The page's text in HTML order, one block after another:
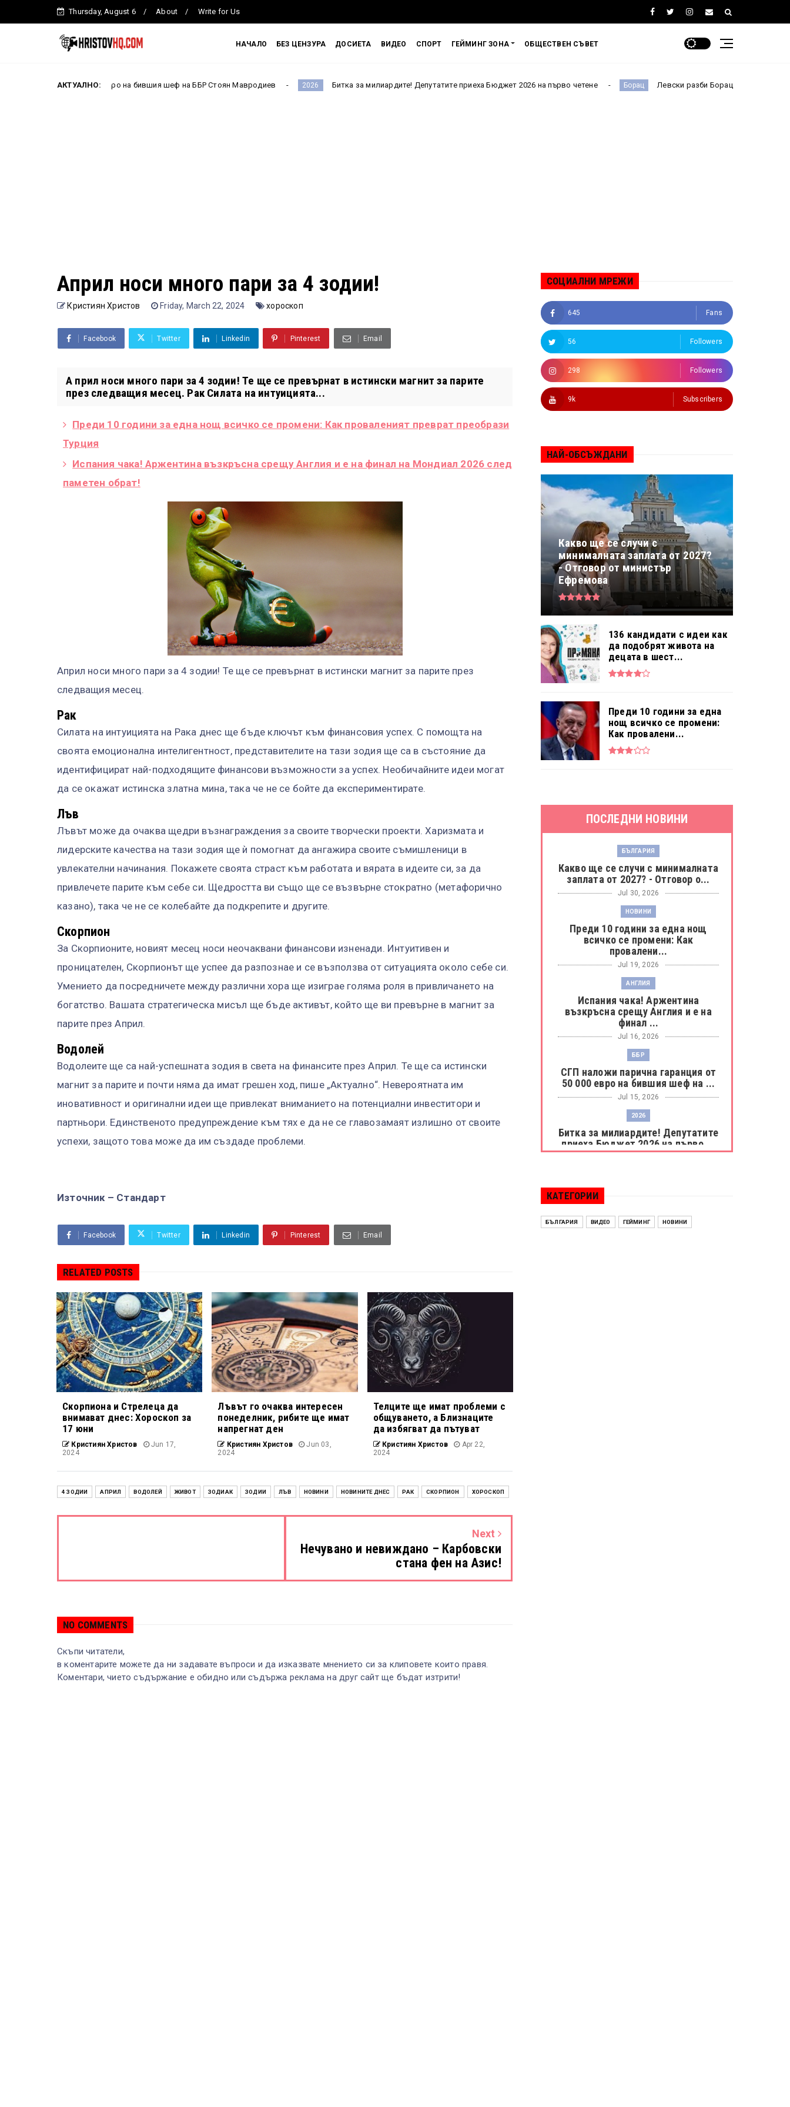
Thursday, August 6 About Write for Us
НАЧАЛО БЕЗ ЦЕНЗУРА ДОСИЕТА ВИДЕО СПОРТ ГЕЙМИНГ ЗОНА ОБЩЕСТВЕН СЪВЕТ
АКТУАЛНО:
от 50 000 евро на бившия шеф на ББР Стоян Мавродиев 2026 Битка за милиардите! Депутатите приеха Бюджет 2026 на първо четене Борац Левски разби Борац с 4:0 и продължава в
Април носи много пари за 4 зодии!
Кристиян Христов Friday, March 22, 2024 хороскоп
Facebook Twitter Linkedin Pinterest Email
А прил носи много пари за 4 зодии! Те ще се превърнат в истински магнит за парите
през следващия месец. Рак Силата на интуицията...
Преди 10 години за една нощ всичко се промени: Как проваленият преврат преобрази
Турция
Испания чака! Аржентина възкръсна срещу Англия и е на финал на Мондиал 2026 след
паметен обрат!
Април носи много пари за 4 зодии! Те ще се превърнат в истински магнит за парите през
следващия месец.
Рак
Силата на интуицията на Рака днес ще бъде ключът към финансовия успех. С помощта на
своята емоционална интелигентност, представителите на тази зодия ще са в състояние да
идентифицират най-подходящите финансови възможности за успех. Необичайните идеи могат
да се окажат истинска златна мина, така че не се бойте да експериментирате.
Лъв
Лъвът може да очаква щедри възнаграждения за своите творчески проекти. Харизмата и
лидерските качества на тази зодия ще ѝ помогнат да ангажира своите съмишленици в
увлекателни начинания. Покажете своята страст към работата и вярата в идеите си, за да
привлечете парите към себе си. Щедростта ви също ще се възвърне стократно (метафорично
казано), така че не се колебайте да подкрепите и другите.
Скорпион
За Скорпионите, новият месец носи неочаквани финансови изненади. Интуитивен и
проницателен, Скорпионът ще успее да разпознае и се възползва от ситуацията около себе си.
Умението да посредничете между различни хора ще изиграе голяма роля в привличането на
богатство. Вашата стратегическа мисъл ще бъде активът, който ще ви превърне в магнит за
парите през Април.
Водолей
Водолеите ще са най-успешната зодия в света на финансите през Април. Те ще са истински
магнит за парите и почти няма да имат грешен ход, пише „Актуално“. Невероятната им
иновативност и оригинални идеи ще привлекат вниманието на потенциални инвеститори и
партньори. Единственото предупреждение към тях е да не се главозамаят излишно от своите
успехи, защото това може да им създаде проблеми.
Източник – Стандарт
Facebook Twitter Linkedin Pinterest Email
RELATED POSTS
Скорпиона и Стрелеца да
внимават днес: Хороскоп за
17 юни
Кристиян Христов
Jun 17,
2024
Лъвът го очаква интересен
понеделник, рибите ще имат
напрегнат ден
Кристиян Христов
Jun 03,
2024
Телците ще имат проблеми с
общуването, а Близнаците
да избягват да пътуват
Кристиян Христов
Apr 22,
2024
4 ЗОДИИ АПРИЛ ВОДОЛЕЙ ЖИВОТ ЗОДИАК ЗОДИИ ЛЪВ НОВИНИ НОВИНИТЕ ДНЕС РАК СКОРПИОН ХОРОСКОП
Next
Нечувано и невиждано – Карбовски
стана фен на Азис!
NO COMMENTS
Скъпи читатели,
в коментарите можете да ни задавате въпроси и да изказвате мнението си за клиповете които правя.
Коментари, чието съдържание е обидно или съдържа реклама на друг сайт ще бъдат изтрити!
СОЦИАЛНИ МРЕЖИ
645 Fans
56 Followers
298 Followers
9k Subscribers
НАЙ-ОБСЪЖДАНИ
Какво ще се случи с
минималната заплата от 2027?
- Отговор от министър
Ефремова
136 кандидати с идеи как
да подобрят живота на
децата в шест...
Преди 10 години за една
нощ всичко се промени:
Как провалени...
ПОСЛЕДНИ НОВИНИ
БЪЛГАРИЯ
Какво ще се случи с минималната
заплата от 2027? - Отговор о...
Jul 30, 2026
НОВИНИ
Преди 10 години за една нощ
всичко се промени: Как
провалени...
Jul 19, 2026
АНГЛИЯ
Испания чака! Аржентина
възкръсна срещу Англия и е на
финал ...
Jul 16, 2026
ББР
СГП наложи парична гаранция от
50 000 евро на бившия шеф на ...
Jul 15, 2026
2026
Битка за милиардите! Депутатите
приеха Бюджет 2026 на първо ...
Левски разби Борац с 4:0 и
продължава в Шампионската
лига
Jul 15, 2026
КАТЕГОРИИ
БЪЛГАРИЯ ВИДЕО ГЕЙМИНГ НОВИНИ